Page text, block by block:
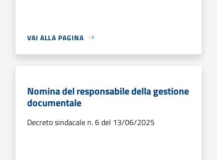
VAI ALLA PAGINA
Nomina del responsabile della gestione
documentale
Decreto sindacale n. 6 del 13/06/2025